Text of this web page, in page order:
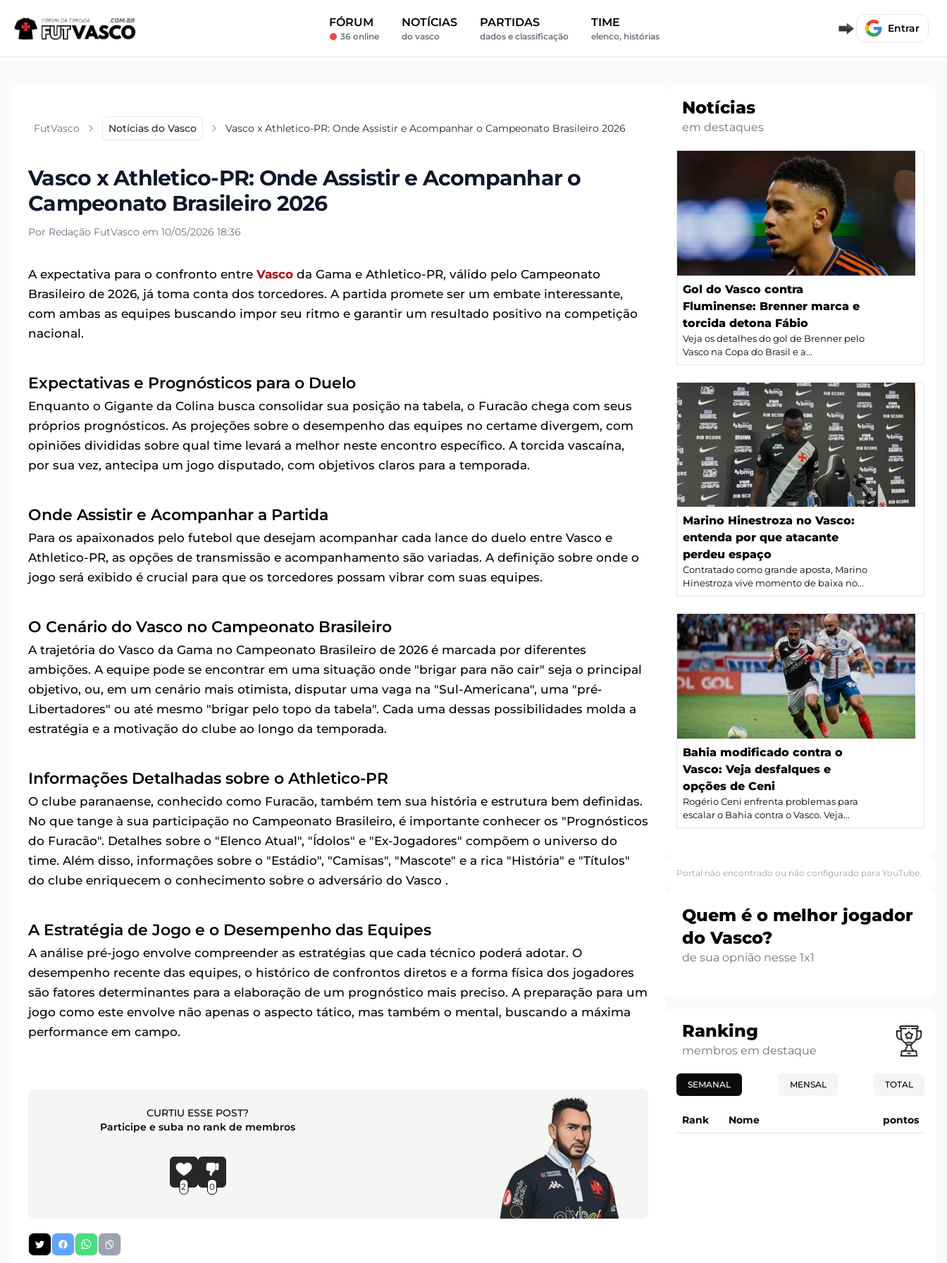
FÓRUM
36 online
NOTÍCIAS
do vasco
PARTIDAS
dados e classificação
TIME
elenco, histórias
Entrar
FutVasco Notícias do Vasco Vasco x Athletico-PR: Onde Assistir e Acompanhar o Campeonato Brasileiro 2026
Vasco x Athletico-PR: Onde Assistir e Acompanhar o
Campeonato Brasileiro 2026
Por Redação FutVasco em 10/05/2026 18:36
A expectativa para o confronto entre Vasco da Gama e Athletico-PR, válido pelo Campeonato
Brasileiro de 2026, já toma conta dos torcedores. A partida promete ser um embate interessante,
com ambas as equipes buscando impor seu ritmo e garantir um resultado positivo na competição
nacional.
Expectativas e Prognósticos para o Duelo
Enquanto o Gigante da Colina busca consolidar sua posição na tabela, o Furacão chega com seus
próprios prognósticos. As projeções sobre o desempenho das equipes no certame divergem, com
opiniões divididas sobre qual time levará a melhor neste encontro específico. A torcida vascaína,
por sua vez, antecipa um jogo disputado, com objetivos claros para a temporada.
Onde Assistir e Acompanhar a Partida
Para os apaixonados pelo futebol que desejam acompanhar cada lance do duelo entre Vasco e
Athletico-PR, as opções de transmissão e acompanhamento são variadas. A definição sobre onde o
jogo será exibido é crucial para que os torcedores possam vibrar com suas equipes.
O Cenário do Vasco no Campeonato Brasileiro
A trajetória do Vasco da Gama no Campeonato Brasileiro de 2026 é marcada por diferentes
ambições. A equipe pode se encontrar em uma situação onde "brigar para não cair" seja o principal
objetivo, ou, em um cenário mais otimista, disputar uma vaga na "Sul-Americana", uma "pré-
Libertadores" ou até mesmo "brigar pelo topo da tabela". Cada uma dessas possibilidades molda a
estratégia e a motivação do clube ao longo da temporada.
Informações Detalhadas sobre o Athletico-PR
O clube paranaense, conhecido como Furacão, também tem sua história e estrutura bem definidas.
No que tange à sua participação no Campeonato Brasileiro, é importante conhecer os "Prognósticos
do Furacão". Detalhes sobre o "Elenco Atual", "Ídolos" e "Ex-Jogadores" compõem o universo do
time. Além disso, informações sobre o "Estádio", "Camisas", "Mascote" e a rica "História" e "Títulos"
do clube enriquecem o conhecimento sobre o adversário do Vasco .
A Estratégia de Jogo e o Desempenho das Equipes
A análise pré-jogo envolve compreender as estratégias que cada técnico poderá adotar. O
desempenho recente das equipes, o histórico de confrontos diretos e a forma física dos jogadores
são fatores determinantes para a elaboração de um prognóstico mais preciso. A preparação para um
jogo como este envolve não apenas o aspecto tático, mas também o mental, buscando a máxima
performance em campo.
CURTIU ESSE POST?
Participe e suba no rank de membros
2 0
Notícias
em destaques
Gol do Vasco contra
Fluminense: Brenner marca e
torcida detona Fábio
Veja os detalhes do gol de Brenner pelo
Vasco na Copa do Brasil e a...
Marino Hinestroza no Vasco:
entenda por que atacante
perdeu espaço
Contratado como grande aposta, Marino
Hinestroza vive momento de baixa no...
Bahia modificado contra o
Vasco: Veja desfalques e
opções de Ceni
Rogério Ceni enfrenta problemas para
escalar o Bahia contra o Vasco. Veja...
Portal não encontrado ou não configurado para YouTube.
Quem é o melhor jogador
do Vasco?
de sua opnião nesse 1x1
Ranking
membros em destaque
SEMANAL MENSAL TOTAL
Rank Nome pontos